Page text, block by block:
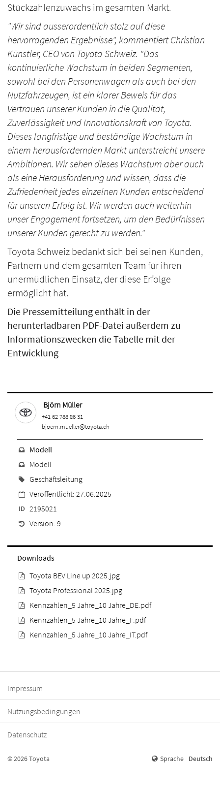
Stückzahlenzuwachs im gesamten Markt.
"Wir sind ausserordentlich stolz auf diese
hervorragenden Ergebnisse", kommentiert Christian
Künstler, CEO von Toyota Schweiz. "Das
kontinuierliche Wachstum in beiden Segmenten,
sowohl bei den Personenwagen als auch bei den
Nutzfahrzeugen, ist ein klarer Beweis für das
Vertrauen unserer Kunden in die Qualität,
Zuverlässigkeit und Innovationskraft von Toyota.
Dieses langfristige und beständige Wachstum in
einem herausfordernden Markt unterstreicht unsere
Ambitionen. Wir sehen dieses Wachstum aber auch
als eine Herausforderung und wissen, dass die
Zufriedenheit jedes einzelnen Kunden entscheidend
für unseren Erfolg ist. Wir werden auch weiterhin
unser Engagement fortsetzen, um den Bedürfnissen
unserer Kunden gerecht zu werden."
Toyota Schweiz bedankt sich bei seinen Kunden,
Partnern und dem gesamten Team für ihren
unermüdlichen Einsatz, der diese Erfolge
ermöglicht hat.
Die Pressemitteilung enthält in der
herunterladbaren PDF-Datei außerdem zu
Informationszwecken die Tabelle mit der
Entwicklung
Björn Müller
+41 62 788 86 31
bjoern.mueller@toyota.ch
Modell
Modell
Geschäftsleitung
Veröffentlicht: 27.06.2025
ID 2195021
Version: 9
Downloads
Toyota BEV Line up 2025.jpg
Toyota Professional 2025.jpg
Kennzahlen_5 Jahre_10 Jahre_DE.pdf
Kennzahlen_5 Jahre_10 Jahre_F.pdf
Kennzahlen_5 Jahre_10 Jahre_IT.pdf
Impressum
Nutzungsbedingungen
Datenschutz
© 2026 Toyota Sprache Deutsch